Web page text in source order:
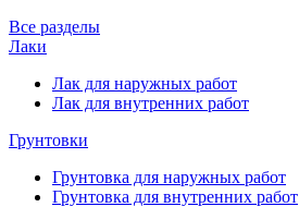
Все разделы
Лаки
Лак для наружных работ
Лак для внутренних работ
Грунтовки
Грунтовка для наружных работ
Грунтовка для внутренних работ